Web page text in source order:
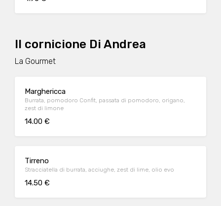
Il cornicione Di Andrea
La Gourmet
Marghericca
Burrata, pomodoro Confit, passata di pomodoro, origano,
zest di limone
14.00 €
Tirreno
Stracciatella di burrata, acciughe, zest di lime, olio evo
14.50 €